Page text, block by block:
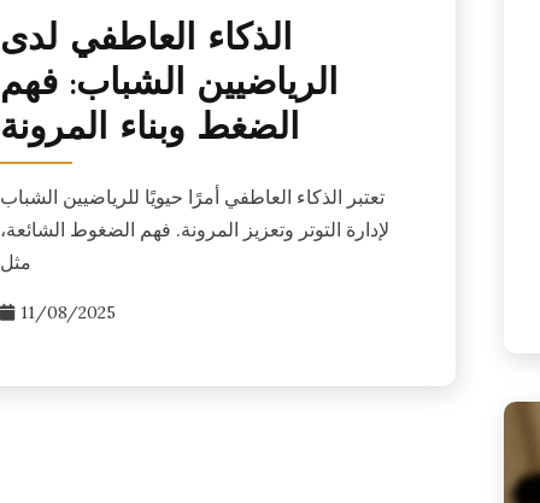
الذكاء العاطفي لدى
الرياضيين الشباب: فهم
الضغط وبناء المرونة
تعتبر الذكاء العاطفي أمرًا حيويًا للرياضيين الشباب
لإدارة التوتر وتعزيز المرونة. فهم الضغوط الشائعة،
مثل
11/08/2025